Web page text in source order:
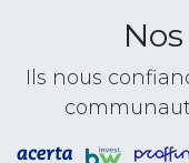
Ils nous